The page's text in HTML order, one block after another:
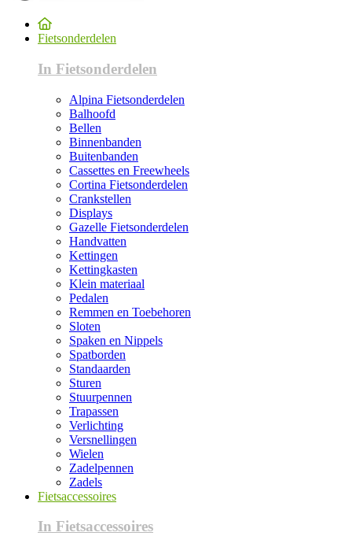
Fietsonderdelen
In Fietsonderdelen
Alpina Fietsonderdelen
Balhoofd
Bellen
Binnenbanden
Buitenbanden
Cassettes en Freewheels
Cortina Fietsonderdelen
Crankstellen
Displays
Gazelle Fietsonderdelen
Handvatten
Kettingen
Kettingkasten
Klein materiaal
Pedalen
Remmen en Toebehoren
Sloten
Spaken en Nippels
Spatborden
Standaarden
Sturen
Stuurpennen
Trapassen
Verlichting
Versnellingen
Wielen
Zadelpennen
Zadels
Fietsaccessoires
In Fietsaccessoires